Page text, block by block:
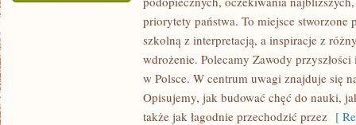
PRZEDSZKOLNA
priorytety państwa. To miejsce stworzone
szkolną z interpretacją, a inspiracje z
wdrożenie. Polecamy Zawody
w Polsce. W centrum uwagi znajduje się
Opisujemy, jak budować chęć do nauki,
także jak łagodnie przechodzić przez [